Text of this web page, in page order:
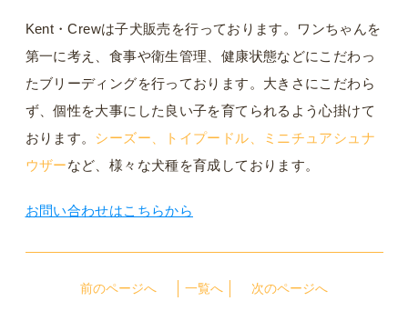
Kent・Crewは子犬販売を行っております。ワンちゃんを
第一に考え、食事や衛生管理、健康状態などにこだわっ
たブリーディングを行っております。大きさにこだわら
ず、個性を大事にした良い子を育てられるよう心掛けて
おります。 シーズー、トイプードル、ミニチュアシュナ
ウザーなど、様々な犬種を育成しております。
お問い合わせはこちらから
前のページへ 一覧へ 次のページへ